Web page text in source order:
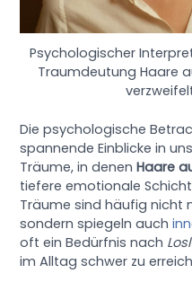
Psychologischer
Traumdeutung Haare
Die psychologische
spannende Einblicke in
Träume, in denenHaare
tiefere emotionale
Träume sind häufig nicht
sondern spiegeln auch
oft ein Bedürfnis nach
im Alltag schwer zu